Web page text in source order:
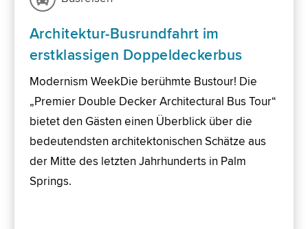
Architektur-Busrundfahrt im
erstklassigen Doppeldeckerbus
Modernism WeekDie berühmte Bustour! Die
„Premier Double Decker Architectural Bus Tour“
bietet den Gästen einen Überblick über die
bedeutendsten architektonischen Schätze aus
der Mitte des letzten Jahrhunderts in Palm
Springs.